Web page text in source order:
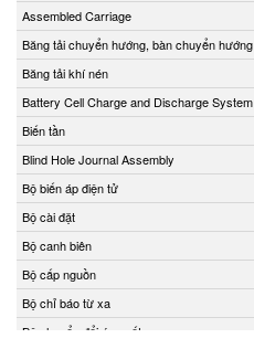
Checkline
Chemyx Vietnam
Chino
Chongqing Chuke
Chongqing Huaneng
Clake/Fololo
COMFILETECH
Conductix Wampfler
Core insight Vietnam
Cosa-Xentaur
Cosel Vietnam
Crowcon
Assembled Carriage
Băng tải chuyển hướng, bàn chuyển hướng
Băng tải khí nén
Battery Cell Charge and Discharge System
Biến tần
Blind Hole Journal Assembly
Bộ biến áp điện tử
Bộ cài đặt
Bộ canh biên
Bộ cấp nguồn
Bộ chỉ báo từ xa
Bộ chuyển đổi áp suất